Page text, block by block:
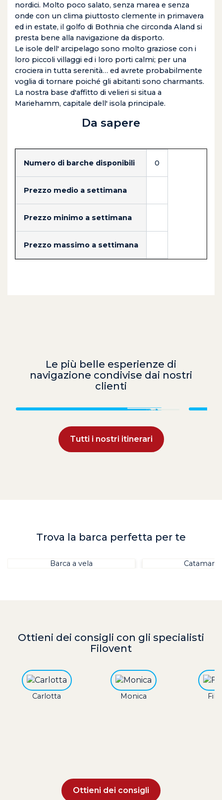
nordici. Molto poco salato, senza marea e senza
onde con un clima piuttosto clemente in primavera
ed in estate, il golfo di Bothnia che circonda Aland si
presta bene alla navigazione da disporto.
Le isole dell' arcipelago sono molto graziose con i
loro piccoli villaggi ed i loro porti calmi; per una
crociera in tutta serenità… ed avrete probabilmente
voglia di tornare poiché gli abitanti sono charmants.
La nostra base d'affitto di velieri si situa a
Mariehamm, capitale dell' isola principale.
Da sapere
Numero di barche disponibili 0
Prezzo medio a settimana
Prezzo minimo a settimana
Prezzo massimo a settimana
Le più belle esperienze di
navigazione condivise dai nostri
clienti
Tutti i nostri itinerari
Trova la barca perfetta per te
Barca a vela
Ottieni dei consigli con gli specialisti
Filovent
Carlotta Monica
Ottieni dei consigli